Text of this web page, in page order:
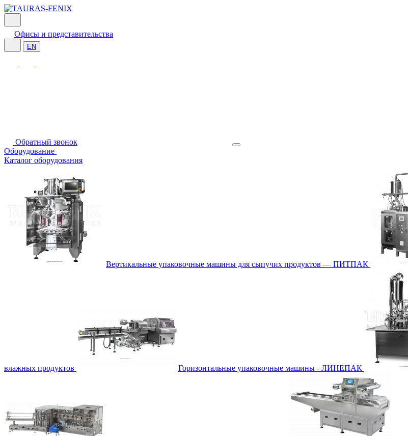
Офисы и представительства
EN
Обратный звонок
Оборудование
Каталог оборудования
Вертикальные упаковочные машины для сыпучих продуктов — ПИТПАК
влажных продуктов Горизонтальные упаковочные машины - ЛИНЕПАК